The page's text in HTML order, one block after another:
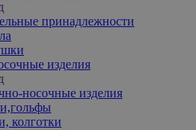
принадлежности
изделия
носочные изделия
колготки